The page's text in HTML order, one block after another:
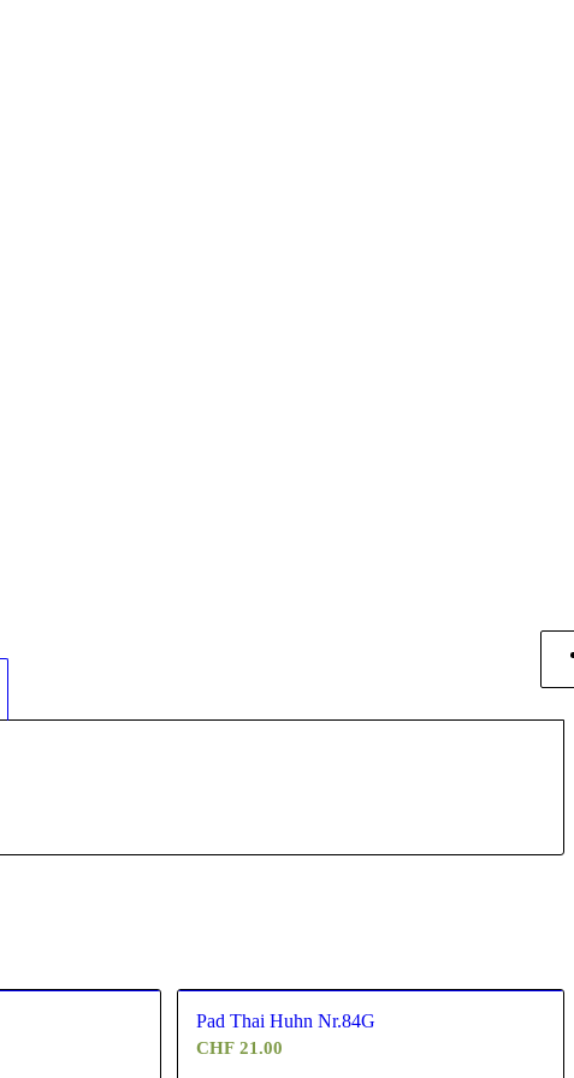
Pad Thai Huhn Nr.84G
CHF21.00